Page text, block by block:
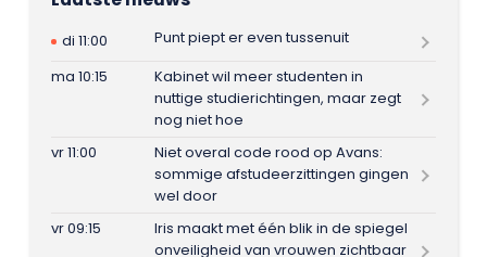
di 11:00
Punt piept er even tussenuit
ma 10:15
Kabinet wil meer studenten in
nuttige studierichtingen, maar zegt
nog niet hoe
vr 11:00
Niet overal code rood op Avans:
sommige afstudeerzittingen gingen
wel door
vr 09:15
Iris maakt met één blik in de spiegel
onveiligheid van vrouwen zichtbaar